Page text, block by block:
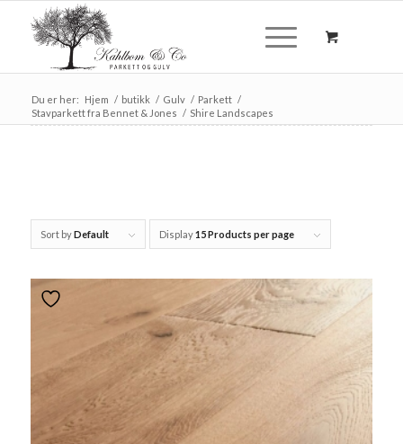
Du er her: Hjem / butikk / Gulv / Parkett /
Stavparkett fra Bennet & Jones / Shire Landscapes
Sort byDefault Display15 Products per page